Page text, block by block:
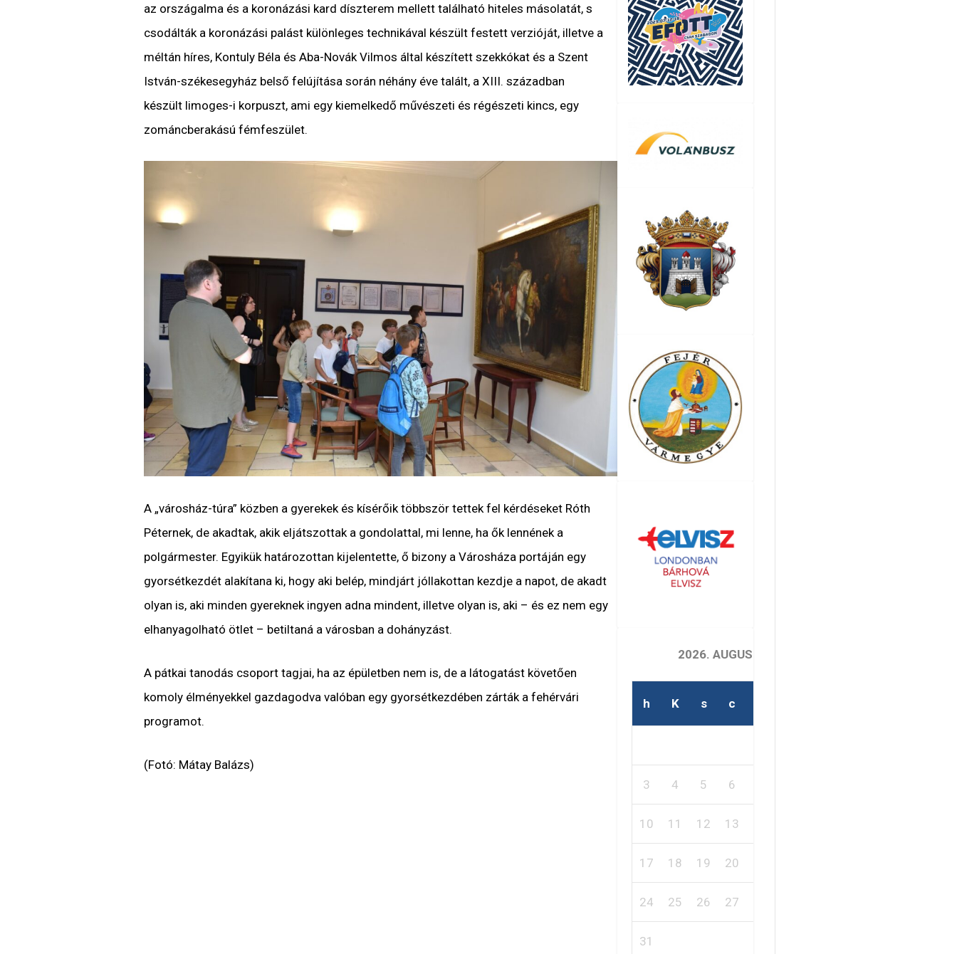
az országalma és a koronázási kard díszterem mellett található hiteles másolatát, s
csodálták a koronázási palást különleges technikával készült festett verzióját, illetve a
méltán híres, Kontuly Béla és Aba-Novák Vilmos által készített szekkókat és a Szent
István-székesegyház belső felújítása során néhány éve talált, a XIII. században
készült limoges-i korpuszt, ami egy kiemelkedő művészeti és régészeti kincs, egy
zománcberakású fémfeszület.
A „városház-túra” közben a gyerekek és kísérőik többször tettek fel kérdéseket Róth
Péternek, de akadtak, akik eljátszottak a gondolattal, mi lenne, ha ők lennének a
polgármester. Egyikük határozottan kijelentette, ő bizony a Városháza portáján egy
gyorsétkezdét alakítana ki, hogy aki belép, mindjárt jóllakottan kezdje a napot, de akadt
olyan is, aki minden gyereknek ingyen adna mindent, illetve olyan is, aki – és ez nem egy
elhanyagolható ötlet – betiltaná a városban a dohányzást.
A pátkai tanodás csoport tagjai, ha az épületben nem is, de a látogatást követően
komoly élményekkel gazdagodva valóban egy gyorsétkezdében zárták a fehérvári
programot.
(Fotó: Mátay Balázs)
2026. AUGUSZTUS
h K s c
3 4 5 6
10 11 12 13
17 18 19 20
24 25 26 27
31